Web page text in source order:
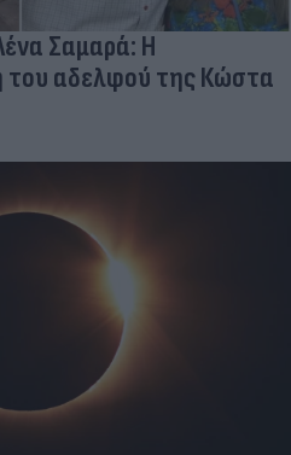
Σαμαρά: Η
του αδελφού της Κώστα